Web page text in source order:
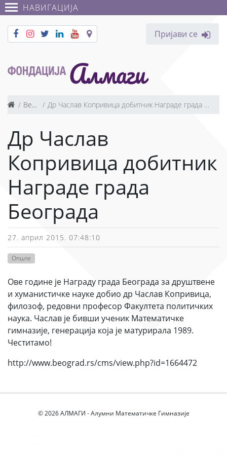
НАВИГАЦИЈА
Пријави се
Вести Др Часлав Копривица добитник Награде града Београда
Др Часлав
Копривица добитник
Награде града
Београда
27. април 2015. 07:48:10
Опште
Ове године је Награду града Београда за друштвене
и хуманистичке науке добио др Часлав Копривица,
филозоф, редовни професор Факултета политичких
наука. Часлав је бивши ученик Математичке
гимназије, генерација која је матурирала 1989.
Честитамо!
http://www.beograd.rs/cms/view.php?id=1664472
© 2026 АЛМАГИ - Алумни Математичке Гимназије